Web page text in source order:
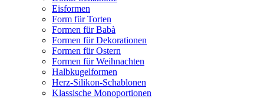
Eisformen
Form für Torten
Formen für Babà
Formen für Dekorationen
Formen für Ostern
Formen für Weihnachten
Halbkugelformen
Herz-Silikon-Schablonen
Klassische Monoportionen